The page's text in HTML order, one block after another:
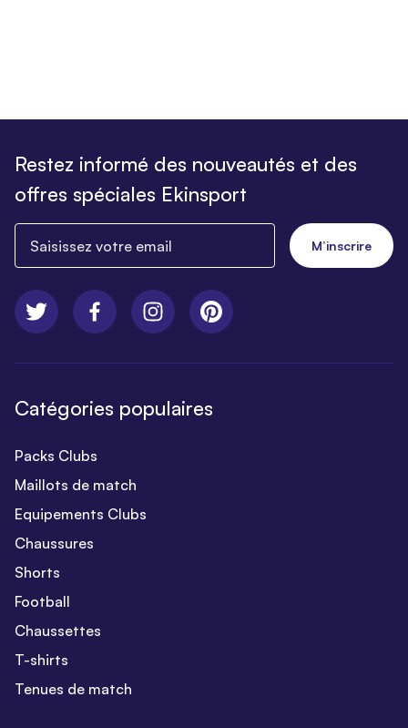
Restez informé des nouveautés et des
offres spéciales Ekinsport
M’inscrire
Catégories populaires
Packs Clubs
Maillots de match
Equipements Clubs
Chaussures
Shorts
Football
Chaussettes
T-shirts
Tenues de match